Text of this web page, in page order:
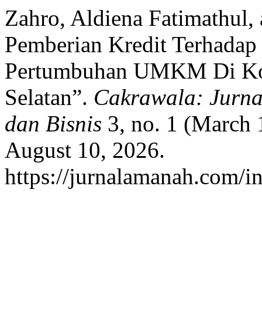
Zahro, Aldiena Fatimathul,
Pemberian Kredit
Pertumbuhan UMKM Di
Selatan”. Cakrawala:
dan Bisnis 3, no. 1 (March
August 10, 2026.
https://jurnalamanah.com/